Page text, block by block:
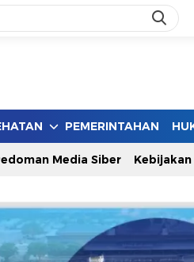
PEMERINTAHAN
Media Siber